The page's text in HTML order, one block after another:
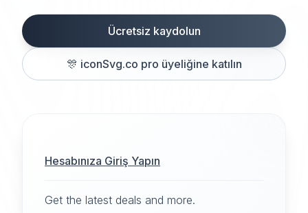
Ücretsiz kaydolun
🎊 iconSvg.co pro üyeliğine katılın
Hesabınıza Giriş Yapın
Get the latest deals and more.